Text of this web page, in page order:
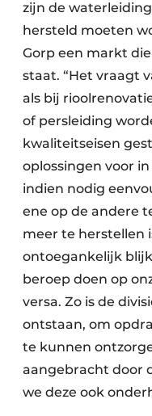
zijn de
hersteld moeten
Gorp een markt
staat. “Het vraagt
als bij
of persleiding
kwaliteitseisen
oplossingen voor
indien nodig
ene op de andere
meer te herstellen
ontoegankelijk
beroep doen op
versa. Zo is de
ontstaan, om
te kunnen
aangebracht door
we deze ook